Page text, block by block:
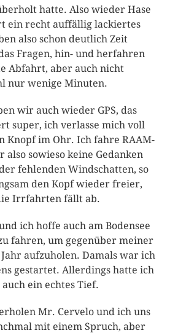
hatte. Also wieder Hase
ein recht auffällig lackiertes
also schon deutlich Zeit
Fragen, hin- und herfahren
Abfahrt, aber auch nicht
nur wenige Minuten.
wir auch wieder GPS, das
super, ich verlasse mich voll
Knopf im Ohr. Ich fahre RAAM-
also sowieso keine Gedanken
fehlenden Windschatten, so
den Kopf wieder freier,
Irrfahrten fällt ab.
ich hoffe auch am Bodensee
fahren, um gegenüber meiner
aufzuholen. Damals war ich
gestartet. Allerdings hatte ich
auch ein echtes Tief.
Mr. Cervelo und ich uns
mit einem Spruch, aber